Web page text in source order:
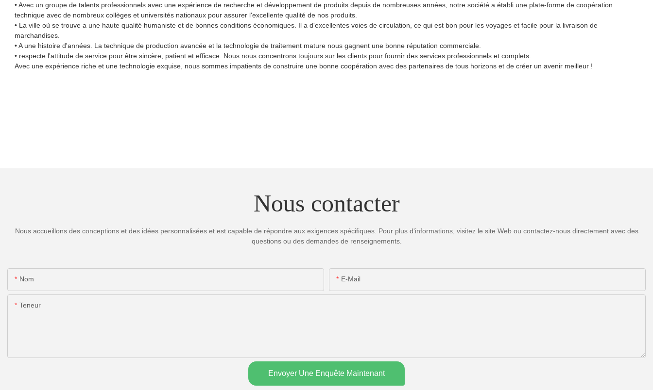
• Avec un groupe de talents professionnels avec une expérience de recherche et développement de produits depuis de nombreuses années, notre société a établi une plate-forme de coopération
technique avec de nombreux collèges et universités nationaux pour assurer l'excellente qualité de nos produits.
• La ville où se trouve a une haute qualité humaniste et de bonnes conditions économiques. Il a d'excellentes voies de circulation, ce qui est bon pour les voyages et facile pour la livraison de
marchandises.
• A une histoire d'années. La technique de production avancée et la technologie de traitement mature nous gagnent une bonne réputation commerciale.
• respecte l'attitude de service pour être sincère, patient et efficace. Nous nous concentrons toujours sur les clients pour fournir des services professionnels et complets.
Avec une expérience riche et une technologie exquise, nous sommes impatients de construire une bonne coopération avec des partenaires de tous horizons et de créer un avenir meilleur !
Nous contacter
Nous accueillons des conceptions et des idées personnalisées et est capable de répondre aux exigences spécifiques. Pour plus d'informations, visitez le site Web ou contactez-nous directement avec des
questions ou des demandes de renseignements.
Nom E-Mail
Teneur
Envoyer Une Enquête Maintenant